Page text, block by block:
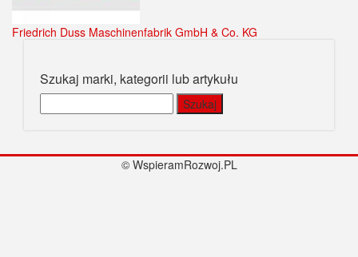
Friedrich Duss Maschinenfabrik GmbH & Co. KG
Szukaj marki, kategorii lub artykułu
© WspieramRozwoj.PL